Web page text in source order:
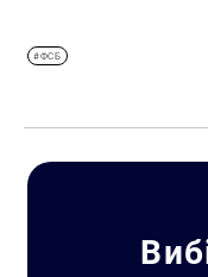
#ФСБ